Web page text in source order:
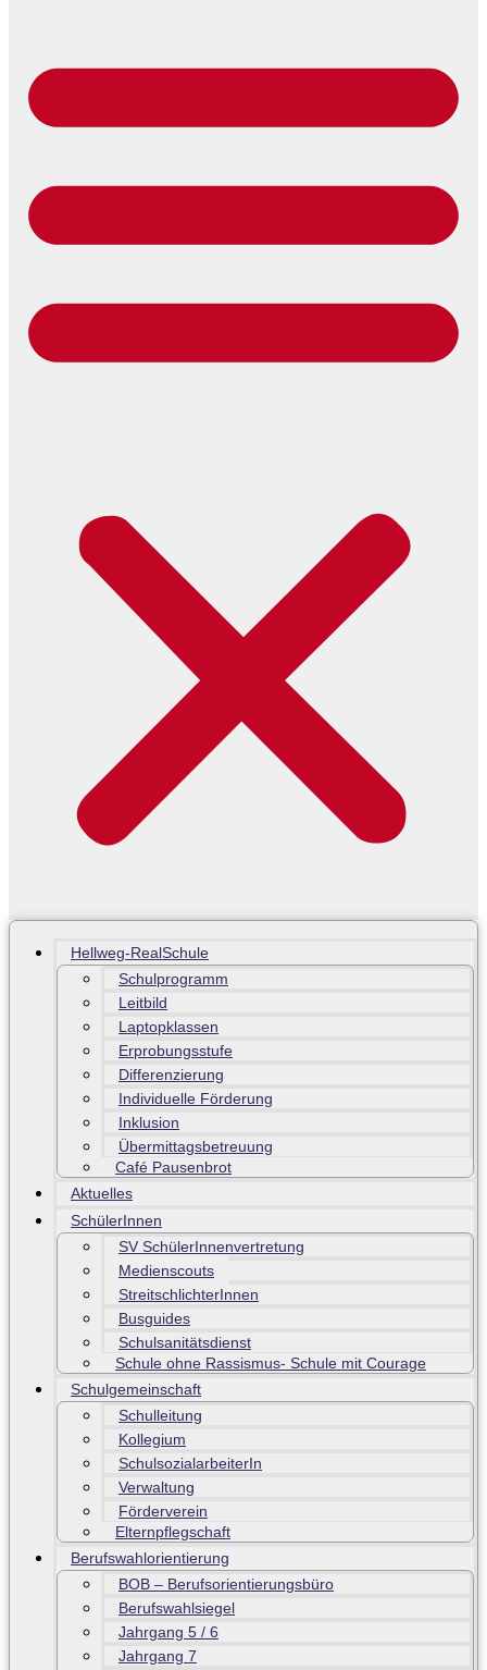
Hellweg-RealSchule
Schulprogramm
Leitbild
Laptopklassen
Erprobungsstufe
Differenzierung
Individuelle Förderung
Inklusion
Übermittagsbetreuung
Café Pausenbrot
Aktuelles
SchülerInnen
SV SchülerInnenvertretung
Medienscouts
StreitschlichterInnen
Busguides
Schulsanitätsdienst
Schule ohne Rassismus- Schule mit Courage
Schulgemeinschaft
Schulleitung
Kollegium
SchulsozialarbeiterIn
Verwaltung
Förderverein
Elternpflegschaft
Berufswahlorientierung
BOB – Berufsorientierungsbüro
Berufswahlsiegel
Jahrgang 5 / 6
Jahrgang 7